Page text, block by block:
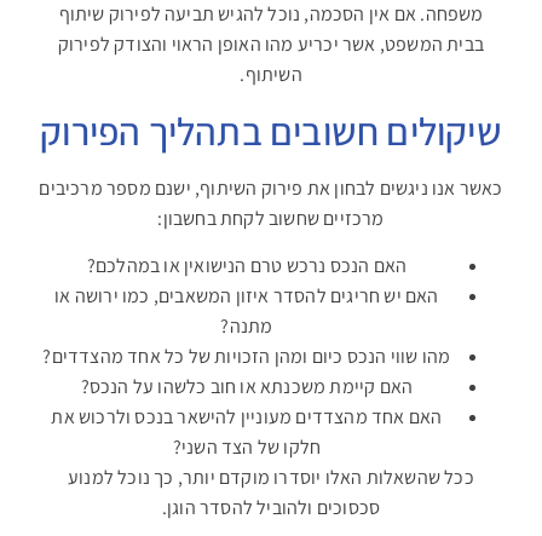
משפחה. אם אין הסכמה, נוכל להגיש תביעה לפירוק שיתוף
בבית המשפט, אשר יכריע מהו האופן הראוי והצודק לפירוק
השיתוף.
שיקולים חשובים בתהליך הפירוק
כאשר אנו ניגשים לבחון את פירוק השיתוף, ישנם מספר מרכיבים
מרכזיים שחשוב לקחת בחשבון:
האם הנכס נרכש טרם הנישואין או במהלכם?
האם יש חריגים להסדר איזון המשאבים, כמו ירושה או
מתנה?
מהו שווי הנכס כיום ומהן הזכויות של כל אחד מהצדדים?
האם קיימת משכנתא או חוב כלשהו על הנכס?
האם אחד מהצדדים מעוניין להישאר בנכס ולרכוש את
חלקו של הצד השני?
ככל שהשאלות האלו יוסדרו מוקדם יותר, כך נוכל למנוע
סכסוכים ולהוביל להסדר הוגן.